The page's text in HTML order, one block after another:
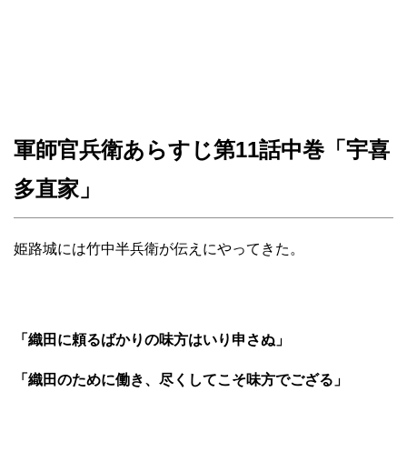
軍師官兵衛あらすじ第11話中巻「宇喜
多直家」
姫路城には竹中半兵衛が伝えにやってきた。
「織田に頼るばかりの味方はいり申さぬ」
「織田のために働き、尽くしてこそ味方でござる」